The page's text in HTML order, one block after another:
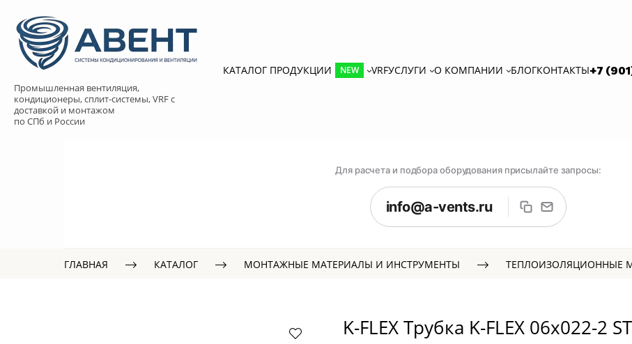
Промышленная вентиляция,
кондиционеры, сплит-системы, VRF с
доставкой и монтажом
по СПб и России
КАТАЛОГ ПРОДУКЦИИ NEW VRFУСЛУГИ О КОМПАНИИ БЛОГКОНТАКТЫ+7
Для расчета и подбора оборудования присылайте запросы:
info@a-vents.ru
ГЛАВНАЯ КАТАЛОГ МОНТАЖНЫЕ МАТЕРИАЛЫ И ИНСТРУМЕНТЫ ТЕПЛОИЗОЛЯЦИОННЫЕ
K-FLEX Трубка K-FLEX 06x022-2